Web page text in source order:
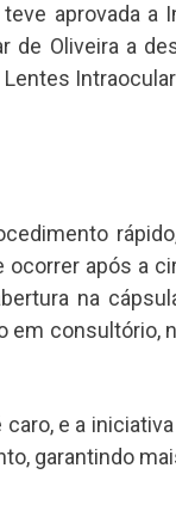
aprovada a
de Oliveira a
após a
na
em consultório,
e a
garantindo